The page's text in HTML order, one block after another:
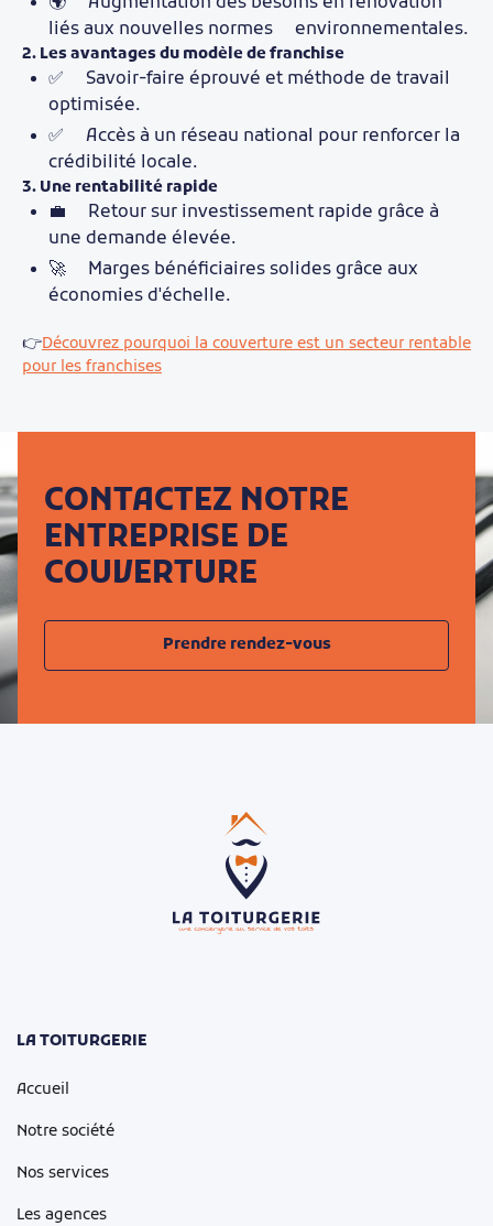
liés aux nouvelles normes environnementales.
2. Les avantages du modèle de franchise
✅ Savoir-faire éprouvé et méthode de travail
optimisée.
✅ Accès à un réseau national pour renforcer la
crédibilité locale.
3. Une rentabilité rapide
💼 Retour sur investissement rapide grâce à
une demande élevée.
🚀 Marges bénéficiaires solides grâce aux
économies d'échelle.
👉Découvrez pourquoi la couverture est un secteur rentable
pour les franchises
CONTACTEZ NOTRE
ENTREPRISE DE
COUVERTURE
Prendre rendez-vous
LA TOITURGERIE
Accueil
Notre société
Nos services
Les agences